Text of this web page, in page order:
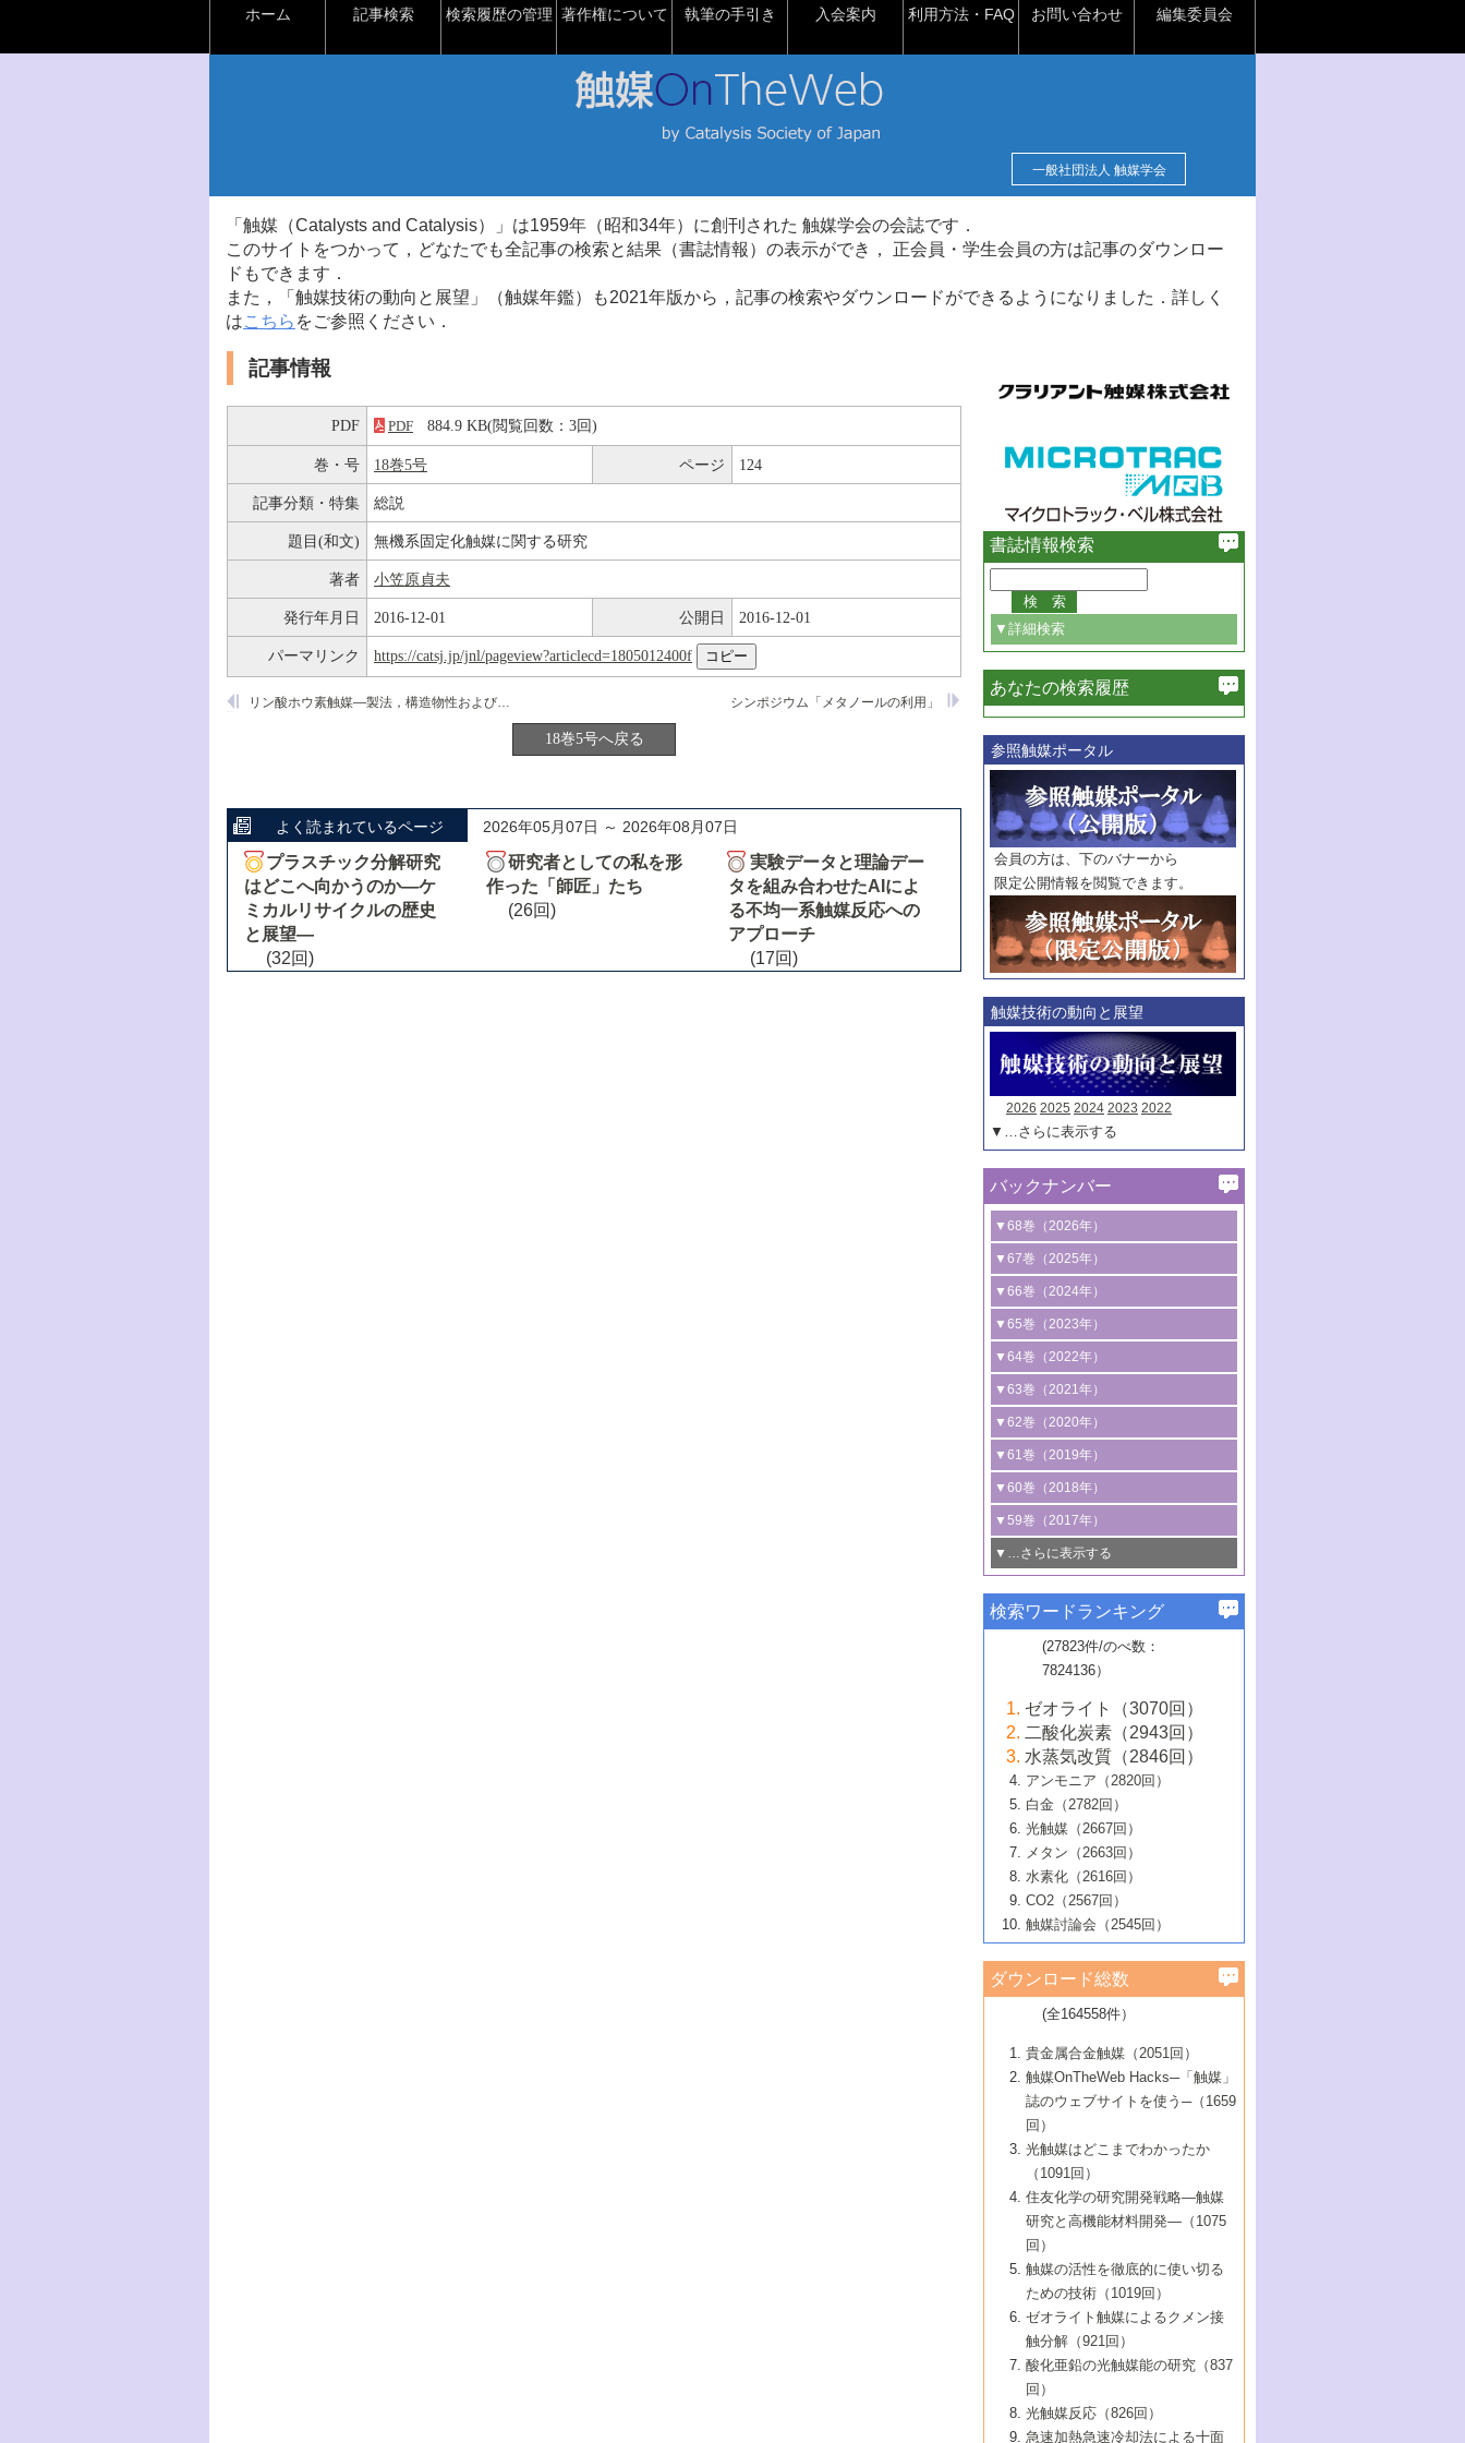
ホーム 記事検索 検索履歴の管理 著作権について 執筆の手引き 入会案内 利用方法・FAQ お問い合わせ 編集委員会
一般社団法人 触媒学会
「触媒（Catalysts and Catalysis）」は1959年（昭和34年）に創刊された 触媒学会の会誌です．
このサイトをつかって，どなたでも全記事の検索と結果（書誌情報）の表示ができ， 正会員・学生会員の方は記事のダウンロー
ドもできます．
また，「触媒技術の動向と展望」（触媒年鑑）も2021年版から，記事の検索やダウンロードができるようになりました．詳しく
はこちら をご参照ください．
記事情報
PDF PDF 884.9 KB(閲覧回数：3回)
巻・号 18巻5号 ページ 124
記事分類・特集 総説
題目(和文) 無機系固定化触媒に関する研究
著者 小笠原貞夫
発行年月日 2016-12-01 公開日 2016-12-01
パーマリンク https://catsj.jp/jnl/pageview?articlecd=1805012400f
シンポジウム「メタノールの利用」
リン酸ホウ素触媒―製法，構造物性および触媒作用
18巻5号へ戻る
よく読まれているページ 2026年05月07日 ～ 2026年08月07日
プラスチック分解研究
はどこへ向かうのか―ケ
ミカルリサイクルの歴史
と展望―
(32回)
研究者としての私を形
作った「師匠」たち
(26回)
実験データと理論デー
タを組み合わせたAIによ
る不均一系触媒反応への
アプローチ
(17回)
書誌情報検索
▼詳細検索
必ず含む
巻・号指定
巻
号
範囲指定
巻
号～
巻
号
触媒年鑑
年度
記事種別
マーク：
マークあり
あなたの検索履歴
参照触媒ポータル
会員の方は、下のバナーから
限定公開情報を閲覧できます。
触媒技術の動向と展望
2026 2025 2024 2023 2022
▼…さらに表示する
バックナンバー
▼68巻（2026年）
1号 過酸化水素合成に関する研究動向
2号 コンピューター技術により加速する
触媒開発
3号 有機分子変換やCO 資源化のための
光触媒に関する最近の研究
B号 第137回触媒討論会（2026年）
▼67巻（2025年）
1号 CO
水素化によるグリーン燃料/グリ
ーンケミカル製造
2号 水素製造のための水分解技術に関す
る最近の研究
3号 オレフィン系樹脂の精密合成に関す
る最新技術
4号 アルコール類の効率的変換を実現す
る非貴金属触媒の研究動向
5号 ゼオライトの合成と応用における研
究動向
6号 ヘテロ接合界面
B号 第135回触媒討論会（2025年）
▼66巻（2024年）
1号 低次元ナノ構造を有する触媒材料
2号 規制反応場を活用した固体触媒研究
の新展開
3号 未踏分子変換を目指した酸化触媒プ
ロセスの最前線
4号 シンクロトロン放射光および中性子
線を利用した触媒解析技術の最先端
5号 単原子触媒
6号 参照触媒委員会からのお知らせ
B号 第133回触媒討論会（2023年）
▼65巻（2023年）
1号 炭素が関わる触媒機能
2号 プラスチックケミカルリサイクルの
ための触媒技術
3号 非酸化物系金属化合物を基盤とした
触媒材料の開発
4号 格子酸素・格子酸素欠陥を利用した
触媒反応
5号 生体触媒によるエネルギー変換反応
6号 窒素とリンの循環のための触媒・機
能性材料
▼64巻（2022年）
1号 合成ガス製造とCOを用いるケミカル
ズ合成の最新動向
2号 化学品合成のための合金触媒開発
3号 CO の排出削減および有効活用のた
めの触媒技術
4号 若手による情報発信企画～とびたて
若き触媒の研究者たち～（1）
若き触媒の研究者たち～（2）
6号 石油のノーブル・ユースを志向した
触媒技術
大学：オンライン・対面開催）
▼63巻（2021年）
1号 金触媒の新展開
2号 ペロブスカイト
3号 特殊反応場を利用した触媒的分子変
換反応
4号 多孔質材料を用いた触媒の新展開
5号 情報学的手法を用いた触媒開発
6号 カーボンニュートラルに向けた電解
技術
B号 第127回触媒討論会（2021年・オン
ライン開催(Zoom)のみ）
▼62巻（2020年）
1号 触媒設計を拓く欠陥構造のキャラク
タリゼーション
2号 機能化学品製造に資するクリーンな
触媒的酸化反応
3号 水処理のための触媒化学
4号 光触媒を用いた水分解の最新の研究
動向
5号 次世代の触媒プロセスを支えるマイ
6号 メタン転換技術の最新動向
B号 第125回触媒討論会（2020年・工学
院大学）
▼61巻（2019年）
1号 物質移動制御に着目した触媒プロセ
ス開発
2号 CO2 フリー水素サプライチェーンに
関わる触媒開発動向
3号 精密高分子合成に関する最近の研究
動向
4号 バイオマス化成品製造のための触媒
5号 固体触媒による含窒素有機化合物変
換の最前線
6号 貴金属使用量低減に向けた自動車排
ガス浄化触媒の開発
B号 第123回触媒討論会（2019年・大阪
▼60巻（2018年）
1号 固体酸触媒の最新の研究動向
2号 二酸化炭素からの有用化学品合成
3号 ナノ粒子・クラスター触媒の最前線
4号 60周年記念企画
5号 進化するゼオライト合成技術
6号 非貴金属系触媒における電気化学的
B号 第121回触媒討論会（2018年・東京
大学）
▼59巻（2017年）
1号 いたるところに，触媒
最先端技術
3号 無機分離膜材料の開発と触媒反応プ
ロセスへの適用
5号 水素のふるまいを解き明かす最先端
研究
6号 低級アルカンの有効利用のための触
媒技術
B号 第119回触媒討論会（2017年・首都
大学東京）
▼…さらに表示する
1号 ユニークな構造の高分子を生み出す触
2号 リグニンからの化成品製造に向けた触
媒技術
3号 触媒研究の最先端～とびたて若き研究
者たち～（1）
4号 触媒研究の最先端～とびたて若き研究
者たち～（2）
5号 触媒研究の最先端～とびたて若き研究
者たち～（3）
6号 イオニクス材料と燃料電池・電解合成
の最新の研究動向
B号 第117回触媒討論会（2016年・大阪府
立大学）
▼57巻（2015年）
1号 水素キャリアにかかわる触媒技術の新
2号 石油精製用触媒の最近の進展
3号 固体酸化物形燃料電池（SOFC）におけ
るアノード触媒上での燃料直接改質技術
4号 コアシェル構造の制御による触媒機能
5号 工業触媒およびその周辺技術の最近の
進歩
6号 ナノシート
B号 第115回触媒討論会（2015年・成蹊大
▼56巻（2014年）
2号 光触媒反応機構に関する最新の研究動
向
開発動向
4号 人工光合成に向けた近年のアプローチ
5号 未利用熱エネルギーの有効活用に貢献
する触媒技術
6号 ポリオキソメタレート
B号 第113回触媒討論会（2014年・ロワジ
ールホテル豊橋）
1号 高耐久性燃料電池システム用触媒にお
ける新展開
2号 リビングラジカル重合の最近の動向
3号 天然ガスの化学工業的展開に関する触
媒技術
4号 貴金属触媒の精密構造制御とその活用
5号 バイオマス化成品製造のための固体触
6号 ナノ空間─吸着状態解析から新機能開拓
B号 第111回触媒討論会（2013年・関西大
▼54巻（2012年）
1号 規則性多孔体の利用技術における最近
の進歩
2号 第109回触媒討論会
3号 貴金属低減技術の最新動向
4号 貴金属代替技術の最新動向
5号 光触媒による物質変換反応の新展開
6号 グラフェン
7号 水素を利用する化成品合成の新潮流
▼53巻（2011年）
1号 金属学から見る合金触媒の新展開
2号 第107回触媒討論会
3号 触媒のその場観察法の進歩（１）
4号 触媒のその場観察法の進歩（２）
5号 不活性結合の触媒的活性化による有機
合成
6号 新しい固体酸触媒技術
7号 ゼオライト合成における最近の進歩
▼52巻（2010年）
1号 触媒の劣化対策と長寿命触媒開発
2号 第105回触媒討論会
3号 ナノ構造が拓く新機能
4号 活性サイトおよびその環境の精密な設
計による触媒の高機能化
5号 触媒を有効に使うための技術
7号 有機分子触媒による精密有機合成
8号 高機能化ポリオレフィンに向けた重合
触媒の最近の進展
1号 炭素材料－熱い注目を集める材料－
2号 第103回触媒討論会
3号 環境浄化用光触媒の現状と課題
4号 水素社会の実現に向けた水素製造・貯
蔵技術の進歩
5号 CO2が関わる触媒・材料
7号 持続可能社会実現のための触媒および
触媒関連技術
▼50巻（2008年）
1号 触媒化学と学会のこの10年，半世紀，
そして未来
2号 第101回触媒討論会
4号 錯体を利用したユニークな表面構造の
構築と機能
5号 若手会員による触媒研究の未来展望1：
企業編
6号 第102回触媒討論会
7号 触媒・化学反応における計算化学の進
8号 若手研究者による触媒研究の未来展望
2：大学・研究所編
▼49巻（2007年）
1号 含フッ素化合物の合成と触媒
2号 第99回触媒討論会
3号 実用的ファインケミカル合成プロセス
を実現する触媒
5号 こんな物質，あんな物質―新たな触媒
の可能性―
7号 『結晶の化学』を活かした触媒研究
8号 イオン液体の応用
▼48巻（2006年）
1号 固体酸触媒の最近の進歩
2号 第97回触媒討論会
3号 リビング重合触媒の最近の展開
5号 水素製造・貯蔵のための触媒技術の新
しい展開
6号 第98回触媒討論会
7号 基礎化学品製造の触媒技術
8号 多機能型リアクター
1号 最近の触媒担体とその効果
2号 第95回触媒討論会
4号 水分解用光触媒材料
5号 時間分解分光の進歩と応用
6号 第96回触媒討論会
8号 超臨界流体を用いた化学プロセスの新
▼46巻（2004年）
1号 部分酸化反応触媒の最前線
2号 第93回触媒討論会
3号 特殊エネルギー場の触媒反応
4号 生体内における金属の触媒作用
5号 ファインケミカルズの展開に寄与する
6号 第94回触媒討論会
7号 サブナノレベルでみた新しい表面現象
8号 オレフィン重合触媒の新たな展
▼45巻（2003年）
1号 なぜこの触媒が良いのか？
2号 第91回触媒討論会
3号 最近の自動車排ガス処理技術
4号 触媒研究の現状と将来─第90回触媒討論
5号 基礎化学品製造の触媒技術
6号 第92回触媒討論会
7号 基礎化学品製造の触媒技術
8号 資源の循環と触媒技術
▼44巻（2002年）
1号 高次制御された触媒の化学
2号 第89回触媒討論会
3号 触媒を利用した電気化学の新展開
4号 ナノ材料の調製と機能化
5号 こんな触媒が欲しい
6号 第90回触媒討論会
7号 触媒研究と学術雑誌/情報
8号 若い世代からみた触媒化学の現状と未
▼43巻（2001年）
1号 グリーンケミストリーと触媒
2号 第87回触媒討論会特集号
3号 生体触媒とバイオプロセス
4号 水素製造・利用の触媒化学
5号 触媒研究における新しい切り口：コン
ビナトリアルケミストリー
6号 第88回触媒討論会特集号
7号 企業における触媒研究のブレークスル
8号 この材料を触媒として使ってみません
▼42巻（2000年）
1号 触媒反応工学の明日を拓く
2号 第85回触媒討論会
3号 反応ダイナミクス
5号 触媒のおもしろさをどのように伝える
6号 第86回触媒討論会
7号 水素化精製触媒の新しい展開
8号 新しい反応性と機能性を目指した金属
クラスタ-化学
▼41巻（1999年）
1号 孔、穴、あな?-特異な空間とその利用-
2号 第83回触媒討論会
3号 均一系触媒反応最前線
4号 実用炭素材料の新展開
5号 研究の方法論を考える
7号 機能性金属材料と触媒
8号 触媒研究へのNMRの応用と展望
▼40巻（1998年）
進展と21世紀への提言/創立40周年記念・触
媒学会この10年の歩みとこれから/創立40周
2号 第81回触媒討論会
3号 計算機触媒化学へのさそい
4号 触媒劣化の制御と予測
5号 最新の実用プロセスと触媒
6号 第82回触媒討論会
1号 均一系と不均一系触媒反応-その特徴と
接点
2号 第79回触媒討論会
3号 最新NO除去触媒の実用化研究
4号 新しい反応場を目指した触媒調製
5号 反応・分離技術の新しい展開
6号 第80回触媒討論会
▼38巻（1996年）
1号 触媒の構造と触媒作用/C1化学を中心と
する21世紀への触媒
3号 オリンピックメダル:金・銀・銅はどん
な触媒作用を示すか
4号 触媒作用における機能の複合化
▼37巻（1995年）
1号 ファインケミカルズと固体触媒
2号 第75回触媒討論会
3号 希土類を利用した触媒
4号 触媒とリサイクル
5号 エネルギー変換触媒
▼36巻（1994年）
1号 電気化学と触媒
2号 第73回触媒討論会
3号 C4化学の展開
4号 《通常号》
▼35巻（1993年）
1号 工業触媒開発マニュアル―探索から工
業化まで
2号 第71回触媒討論会
▼34巻（1992年）
1号 インパクトを与えたこの研究
2号 第69回触媒討論会
▼33巻（1991年）
1号 触媒プロセス開発マニュアル―探索か
▼32巻（1990年）
検索ワードランキング
(27823件/のべ数：
7824136）
ゼオライト（3070回）
二酸化炭素（2943回）
水蒸気改質（2846回）
アンモニア（2820回）
白金（2782回）
光触媒（2667回）
メタン（2663回）
水素化（2616回）
CO2（2567回）
触媒討論会（2545回）
ダウンロード総数
(全164558件）
貴金属合金触媒（2051回）
触媒OnTheWeb Hacks─「触媒」
誌のウェブサイトを使う─（1659
回）
光触媒はどこまでわかったか
（1091回）
住友化学の研究開発戦略―触媒
研究と高機能材料開発―（1075
回）
触媒の活性を徹底的に使い切る
ための技術（1019回）
ゼオライト触媒によるクメン接
触分解（921回）
酸化亜鉛の光触媒能の研究（837
回）
光触媒反応（826回）
急速加熱急速冷却法による十面